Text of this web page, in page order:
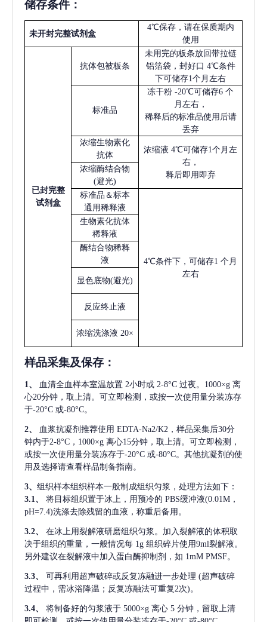
储存条件：
未开封完整试剂盒
4℃保存，请在保质期内
使用
已封完整
试剂盒
抗体包被板条
未用完的板条放回带拉链
铝箔袋，封好口 4℃条件
下可储存1个月左右
标准品
冻干粉 -20℃可储存6 个
月左右，
稀释后的标准品使用后请
丢弃
浓缩生物素化
抗体
浓缩液 4℃可储存1个月左
右，
释后即用即弃
浓缩酶结合物
(避光)
标准品＆标本
通用稀释液
4℃条件下，可储存1 个月
左右
生物素化抗体
稀释液
酶结合物稀释
液
显色底物(避光)
反应终止液
浓缩洗涤液 20×
样品采集及保存 ：
1、 血清全血样本室温放置 2小时或 2-8°C 过夜。1000×g 离
心20分钟，取上清。可立即检测，或按一次使用量分装冻存
于-20°C 或-80°C。
2、 血浆抗凝剂推荐使用 EDTA-Na2/K2，样品采集后30分
钟内于2-8°C，1000×g 离心15分钟，取上清。可立即检测，
或按一次使用量分装冻存于-20°C 或-80°C。其他抗凝剂的使
用及选择请查看样品制备指南。
3、 组织样本组织样本一般制成组织匀浆，处理方法如下：
3.1、
将目标组织置于冰上，用预冷的 PBS缓冲液(0.01M，
pH=7.4)洗涤去除残留的血液，称重后备用。
3.2、
在冰上用裂解液研磨组织匀浆。加入裂解液的体积取
决于组织的重量，一般情况每 1g 组织碎片使用9ml裂解液。
另外建议在裂解液中加入蛋白酶抑制剂，如 1mM PMSF。
3.3、 可再利用超声破碎或反复冻融进一步处理 (超声破碎
过程中，需冰浴降温；反复冻融法可重复2次)。
3.4、 将制备好的匀浆液于 5000×g 离心 5 分钟，留取上清